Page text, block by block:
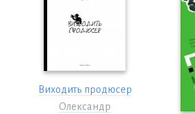
Виходить продюсер
Олександр